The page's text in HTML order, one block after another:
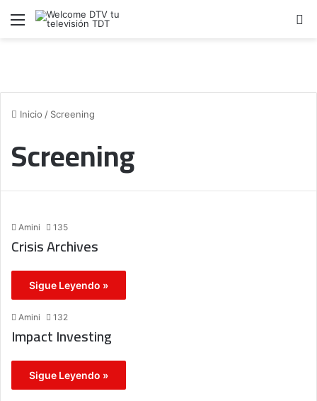
Menú
Inicio / Screening
Screening
Amini 135
Crisis Archives
Sigue Leyendo »
Amini 132
Impact Investing
Sigue Leyendo »